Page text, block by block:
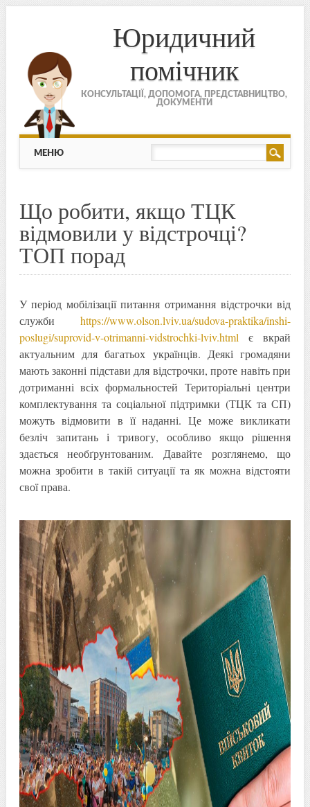
Юридичний
помічник
КОНСУЛЬТАЦІЇ, ДОПОМОГА, ПРЕДСТАВНИЦТВО,
ДОКУМЕНТИ
МЕНЮ
Skip to content
МЕНЮ
Що робити, якщо ТЦК
відмовили у відстрочці?
ТОП порад
У період мобілізації питання отримання відстрочки від
службиhttps://www.olson.lviv.ua/sudova-praktika/inshi-
poslugi/suprovid-v-otrimanni-vidstrochki-lviv.html є вкрай
актуальним для багатьох українців. Деякі громадяни
мають законні підстави для відстрочки, проте навіть при
дотриманні всіх формальностей Територіальні центри
комплектування та соціальної підтримки (ТЦК та СП)
можуть відмовити в її наданні. Це може викликати
безліч запитань і тривогу, особливо якщо рішення
здається необґрунтованим. Давайте розглянемо, що
можна зробити в такій ситуації та як можна відстояти
свої права.